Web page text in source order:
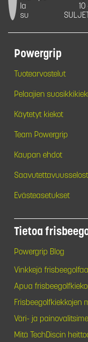
la
su
Powergrip
Tuotearvostelut
Pelaajien
Käytetyt kiekot
Team Powergrip
Kaupan ehdot
Evästeasetukset
Tietoa
Powergrip Blog
Vinkkejä
Apua
Frisbeegolfkiekkojen
Väri- ja
Mitä TechDiscin